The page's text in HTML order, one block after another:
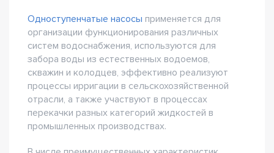
Одноступенчатые насосы применяется для
организации функционирования различных
систем водоснабжения, используются для
забора воды из естественных водоемов,
скважин и колодцев, эффективно реализуют
процессы ирригации в сельскохозяйственной
отрасли, а также участвуют в процессах
перекачки разных категорий жидкостей в
промышленных производствах.